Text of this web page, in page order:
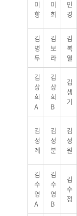
미
향
미
희
민
경
김
병
두
김
보
라
김
복
열
김
상
희
A
김
상
희
B
김
생
기
김
성
례
김
성
분
김
성
원
김
수
영
A
김
수
영
B
김
수
정